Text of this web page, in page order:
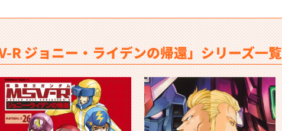
R ジョニー・ライデンの帰還」シリーズ一覧